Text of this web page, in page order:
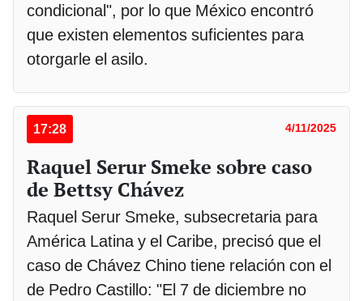
condicional", por lo que México encontró
que existen elementos suficientes para
otorgarle el asilo.
17:28 4/11/2025
Raquel Serur Smeke sobre caso
de Bettsy Chávez
Raquel Serur Smeke, subsecretaria para
América Latina y el Caribe, precisó que el
caso de Chávez Chino tiene relación con el
de Pedro Castillo: "El 7 de diciembre no